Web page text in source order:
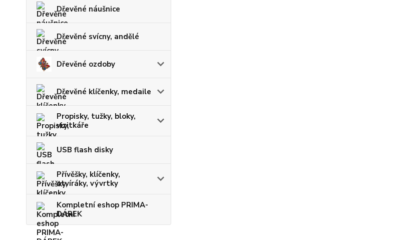
Dřevěné náušnice
Dřevěné svícny, andělé
Dřevěné ozdoby
Dřevěné klíčenky, medaile
Propisky, tužky, bloky,
vizitkáře
USB flash disky
Přívěšky, klíčenky,
otvíráky, vývrtky
Kompletní eshop PRIMA-
DÁREK